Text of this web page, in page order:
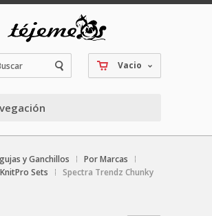
Vacio
y Ganchillos
Por Marcas
KnitPro Sets
Spectra Trendz Chunky